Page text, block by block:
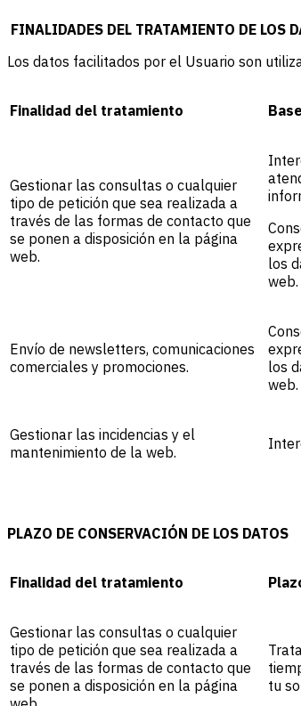
FINALIDADES DEL TRATAMIENTO DE LOS
Los datos facilitados por el Usuario son
Finalidad del tratamiento
Gestionar las consultas o cualquier
tipo de petición que sea realizada a
través de las formas de contacto que
se ponen a disposición en la página
web.
los
web.
Envío de newsletters, comunicaciones
comerciales y promociones.
los
web.
Gestionar las incidencias y el
mantenimiento de la web.
PLAZO DE CONSERVACIÓN DE LOS DATOS
Finalidad del tratamiento
Gestionar las consultas o cualquier
tipo de petición que sea realizada a
través de las formas de contacto que
se ponen a disposición en la página
tu